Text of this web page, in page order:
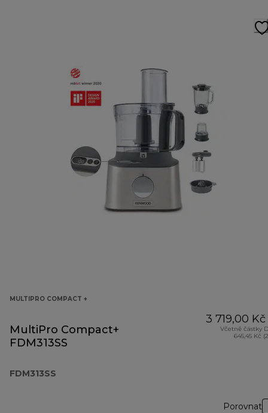
MULTIPRO COMPACT +
MultiPro Compact+
FDM313SS
FDM313SS
3 719,00 Kč
Včetně částky
645,45 Kč
Porovnat